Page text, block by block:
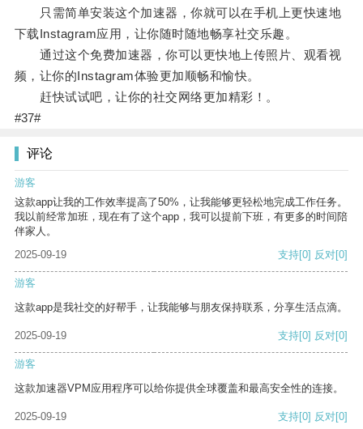
只需简单安装这个加速器，你就可以在手机上更快速地
下载Instagram应用，让你随时随地畅享社交乐趣。
通过这个免费加速器，你可以更快地上传照片、观看视
频，让你的Instagram体验更加顺畅和愉快。
赶快试试吧，让你的社交网络更加精彩！。
#37#
评论
游客
这款app让我的工作效率提高了50%，让我能够更轻松地完成工作任务。
我以前经常加班，现在有了这个app，我可以提前下班，有更多的时间陪
伴家人。
2025-09-19
支持[0] 反对[0]
游客
这款app是我社交的好帮手，让我能够与朋友保持联系，分享生活点滴。
2025-09-19 支持[0] 反对[0]
游客
这款加速器VPM应用程序可以给你提供全球覆盖和最高安全性的连接。
2025-09-19 支持[0] 反对[0]